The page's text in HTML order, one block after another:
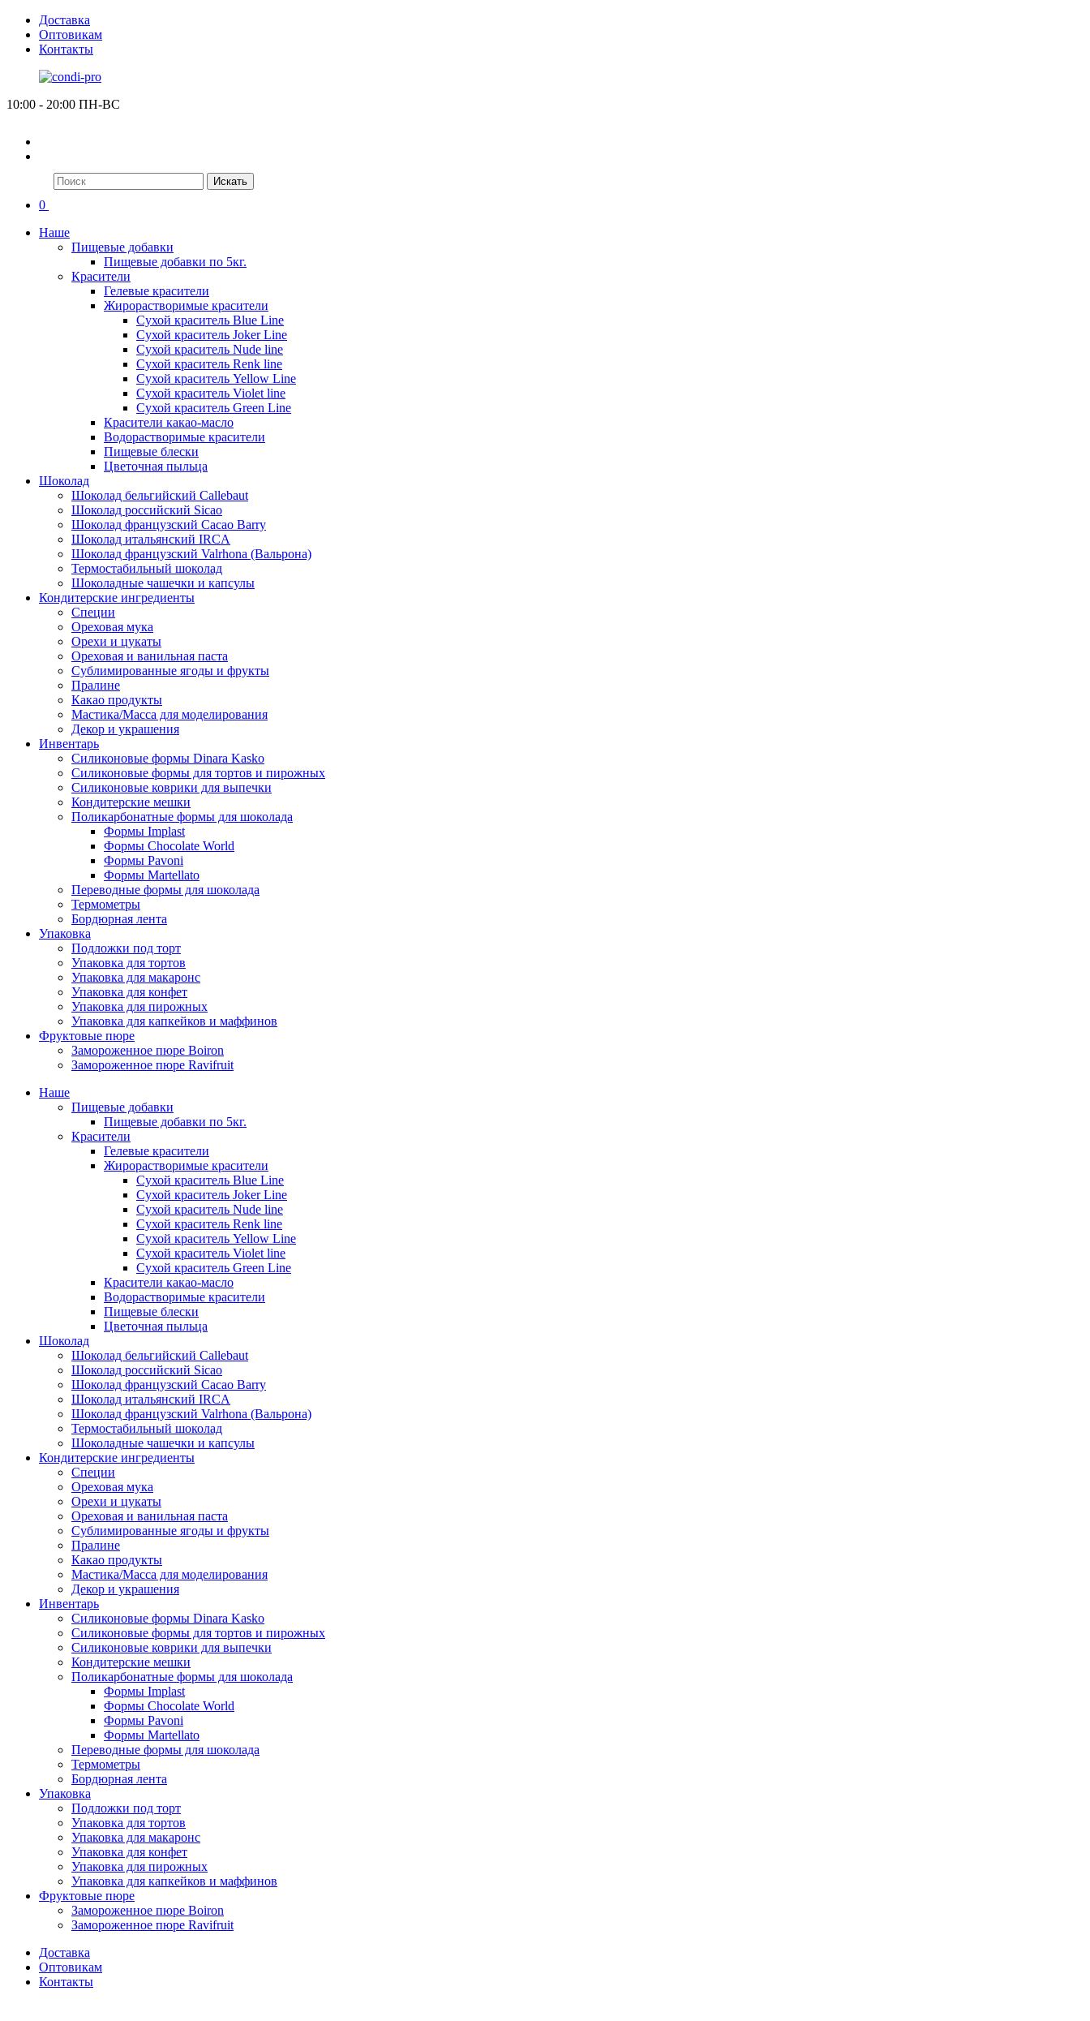
Доставка
Оптовикам
Контакты
10:00 - 20:00 ПН-ВС
Искать
0
Наше
Пищевые добавки
Пищевые добавки по 5кг.
Красители
Гелевые красители
Жирорастворимые красители
Сухой краситель Blue Line
Сухой краситель Joker Line
Сухой краситель Nude line
Сухой краситель Renk line
Сухой краситель Yellow Line
Сухой краситель Violet line
Сухой краситель Green Line
Красители какао-масло
Водорастворимые красители
Пищевые блески
Цветочная пыльца
Шоколад
Шоколад бельгийский Callebaut
Шоколад российский Sicao
Шоколад французский Cacao Barry
Шоколад итальянский IRCA
Шоколад французский Valrhona (Вальрона)
Термостабильный шоколад
Шоколадные чашечки и капсулы
Кондитерские ингредиенты
Специи
Ореховая мука
Орехи и цукаты
Ореховая и ванильная паста
Сублимированные ягоды и фрукты
Пралине
Какао продукты
Мастика/Масса для моделирования
Декор и украшения
Инвентарь
Силиконовые формы Dinara Kasko
Силиконовые формы для тортов и пирожных
Силиконовые коврики для выпечки
Кондитерские мешки
Поликарбонатные формы для шоколада
Формы Implast
Формы Chocolate World
Формы Pavoni
Формы Martellato
Переводные формы для шоколада
Термометры
Бордюрная лента
Упаковка
Подложки под торт
Упаковка для тортов
Упаковка для макаронс
Упаковка для конфет
Упаковка для пирожных
Упаковка для капкейков и маффинов
Фруктовые пюре
Замороженное пюре Boiron
Замороженное пюре Ravifruit
Наше
Пищевые добавки
Пищевые добавки по 5кг.
Красители
Гелевые красители
Жирорастворимые красители
Сухой краситель Blue Line
Сухой краситель Joker Line
Сухой краситель Nude line
Сухой краситель Renk line
Сухой краситель Yellow Line
Сухой краситель Violet line
Сухой краситель Green Line
Красители какао-масло
Водорастворимые красители
Пищевые блески
Цветочная пыльца
Шоколад
Шоколад бельгийский Callebaut
Шоколад российский Sicao
Шоколад французский Cacao Barry
Шоколад итальянский IRCA
Шоколад французский Valrhona (Вальрона)
Термостабильный шоколад
Шоколадные чашечки и капсулы
Кондитерские ингредиенты
Специи
Ореховая мука
Орехи и цукаты
Ореховая и ванильная паста
Сублимированные ягоды и фрукты
Пралине
Какао продукты
Мастика/Масса для моделирования
Декор и украшения
Инвентарь
Силиконовые формы Dinara Kasko
Силиконовые формы для тортов и пирожных
Силиконовые коврики для выпечки
Кондитерские мешки
Поликарбонатные формы для шоколада
Формы Implast
Формы Chocolate World
Формы Pavoni
Формы Martellato
Переводные формы для шоколада
Термометры
Бордюрная лента
Упаковка
Подложки под торт
Упаковка для тортов
Упаковка для макаронс
Упаковка для конфет
Упаковка для пирожных
Упаковка для капкейков и маффинов
Фруктовые пюре
Замороженное пюре Boiron
Замороженное пюре Ravifruit
Доставка
Оптовикам
Контакты